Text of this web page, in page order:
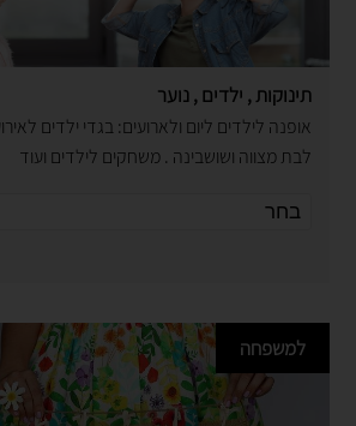
תינוקות , ילדים , נוער
אופנה לילדים ליום ולארועים: בגדי ילדים
לבת מצווה ושושבינה . משחקים לילדים ועוד
למשפחה